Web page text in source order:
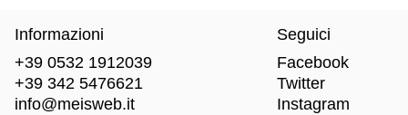
Informazioni
+39 0532 1912039
+39 342 5476621
info@meisweb.it
Seguici
Facebook
Twitter
Instagram